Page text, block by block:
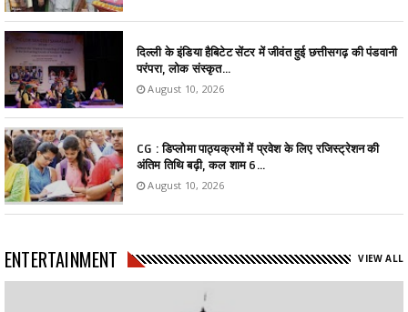
दिल्ली के इंडिया हैबिटेट सेंटर में जीवंत हुई छत्तीसगढ़ की पंडवानी
परंपरा, लोक संस्कृत...
August 10, 2026
CG : डिप्लोमा पाठ्यक्रमों में प्रवेश के लिए रजिस्ट्रेशन की
अंतिम तिथि बढ़ी, कल शाम 6...
August 10, 2026
ENTERTAINMENT VIEW ALL